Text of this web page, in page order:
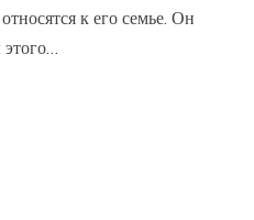
к его семье. Он